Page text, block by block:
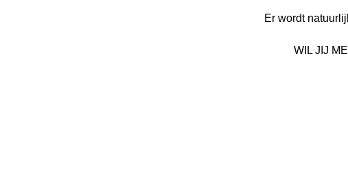
Er wordt
WIL JIJ